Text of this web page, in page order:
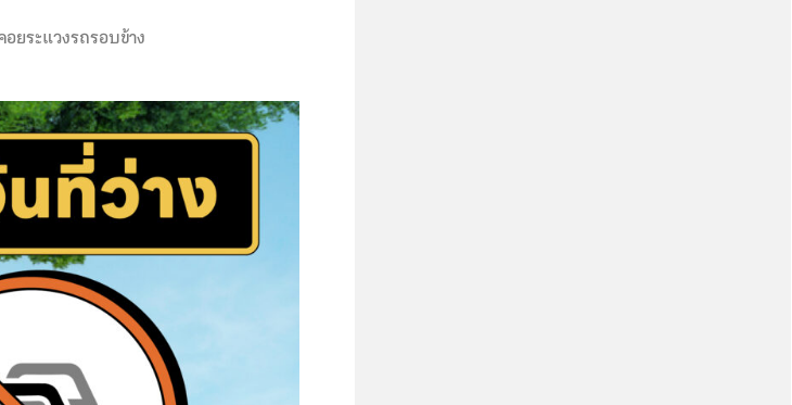
อยระแวงรถรอบข้าง